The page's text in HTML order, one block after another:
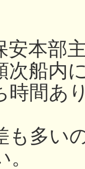
安本部
次船内
時間あ
も多い